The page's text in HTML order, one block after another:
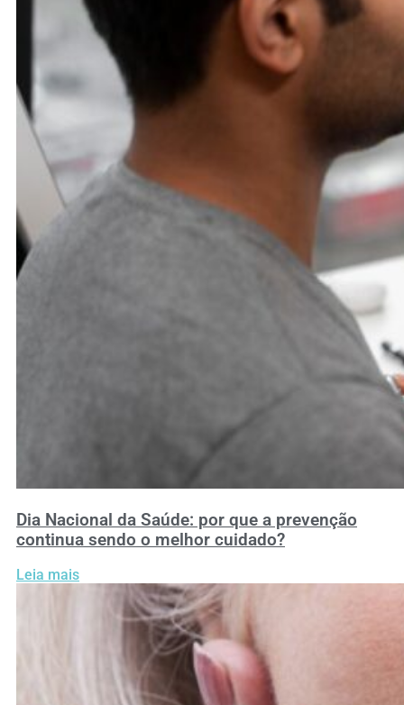
Dia Nacional da Saúde: por que a prevenção
continua sendo o melhor cuidado?
Leia mais